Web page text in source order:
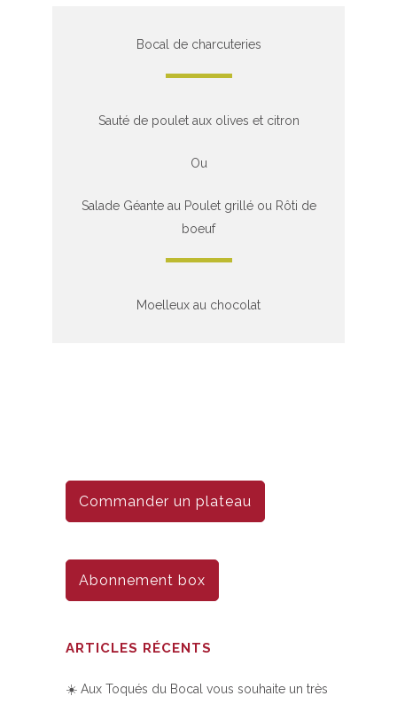
Bocal de charcuteries
Sauté de poulet aux olives et citron
Ou
Salade Géante au Poulet grillé ou Rôti de
boeuf
Moelleux au chocolat
Commander un plateau
Abonnement box
ARTICLES RÉCENTS
☀️ Aux Toqués du Bocal vous souhaite un très